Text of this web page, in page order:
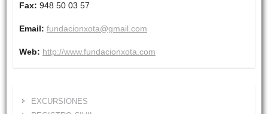
Fax: 948 50 03 57
Email: fundacionxota@gmail.com
Web: http://www.fundacionxota.com
EXCURSIONES